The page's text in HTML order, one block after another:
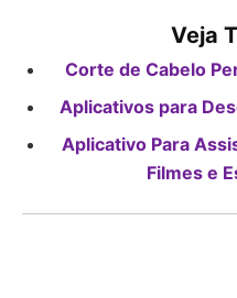
Veja
Corte de Cabelo
Aplicativos para
Aplicativo Para
Filmes e